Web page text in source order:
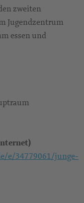
zweiten
Jugendzentrum
essen und
e/34779061/junge-